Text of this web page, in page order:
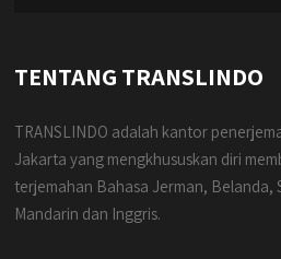
TENTANG TRANSLINDO
TRANSLINDO adalah kantor
Jakarta yang mengkhususkan diri
terjemahan Bahasa Jerman, Belanda,
Mandarin dan Inggris.